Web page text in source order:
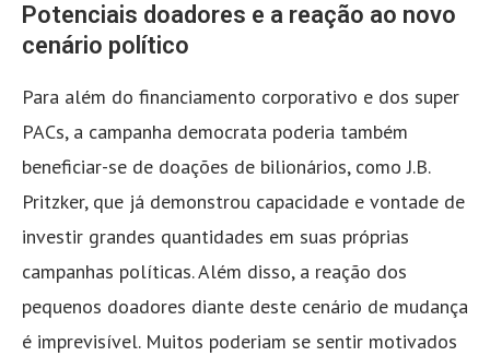
Potenciais doadores e a reação ao novo
cenário político
Para além do financiamento corporativo e dos super
PACs, a campanha democrata poderia também
beneficiar-se de doações de bilionários, como J.B.
Pritzker, que já demonstrou capacidade e vontade de
investir grandes quantidades em suas próprias
campanhas políticas. Além disso, a reação dos
pequenos doadores diante deste cenário de mudança
é imprevisível. Muitos poderiam se sentir motivados